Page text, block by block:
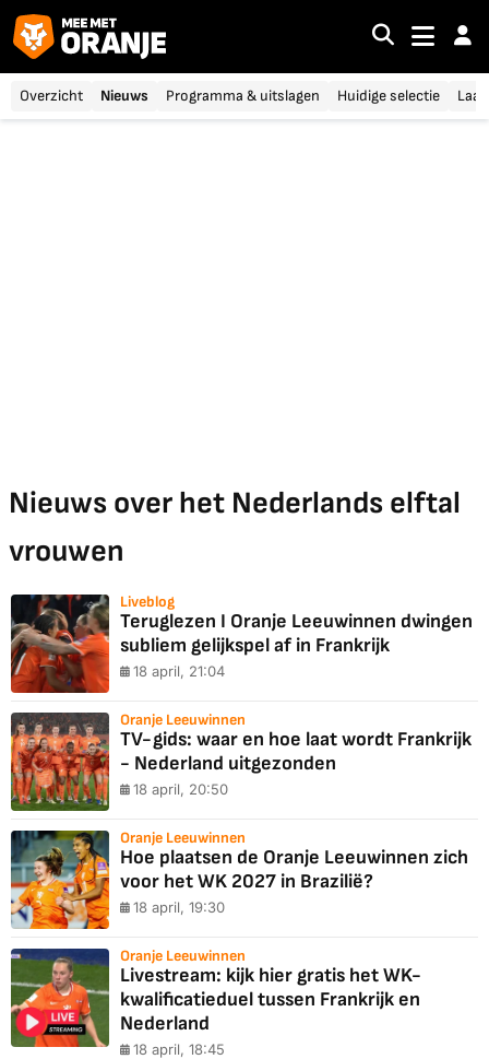
Overzicht Nieuws Programma & uitslagen Huidige selectie
Nieuws over het Nederlands elftal
vrouwen
Liveblog
Teruglezen I Oranje Leeuwinnen dwingen
subliem gelijkspel af in Frankrijk
18 april, 21:04
Oranje Leeuwinnen
TV-gids: waar en hoe laat wordt Frankrijk
- Nederland uitgezonden
18 april, 20:50
Oranje Leeuwinnen
Hoe plaatsen de Oranje Leeuwinnen zich
voor het WK 2027 in Brazilië?
18 april, 19:30
Oranje Leeuwinnen
Livestream: kijk hier gratis het WK-
kwalificatieduel tussen Frankrijk en
Nederland
18 april, 18:45